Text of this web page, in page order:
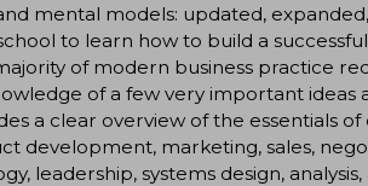
mental models: updated,
to learn how to build a
of modern business practice
of a few very important ideas
a clear overview of the essentials
development, marketing, sales,
leadership, systems design,